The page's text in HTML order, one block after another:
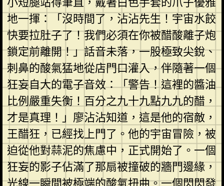
地一揮：「沒時間了，沾沾先生！宇宙水餃
快要拉肚子了！我們必須在你被醋酸離子炮
鎖定前離開！」話音未落，一股極致尖銳、
刺鼻的酸氣猛地從店門口灌入，伴隨著一個
狂妄自大的電子音效：「警告！這裡的醬油
比例嚴重失衡！百分之九十九點九九的醋，
才是真理！」廖沾沾知道，這是他的宿敵，
王醋狂，已經找上門了。他的宇宙冒險，被
迫從他對蒜泥的焦慮中，正式開始了。一個
狂妄的影子佔滿了那扇被撞破的牆門邊緣，